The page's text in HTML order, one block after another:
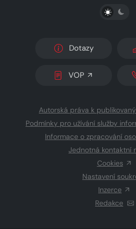
Dotazy
VOP
Autorská práva k
Podmínky pro užívání služby
Informace o zpracování
Jednotná kontaktní
Cookies
Nastavení
Inzerce
Redakce